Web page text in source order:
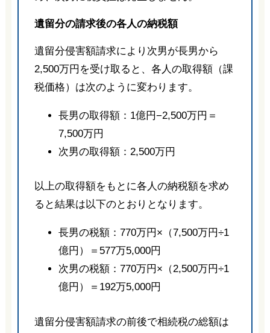
遺留分の請求後の各人の納税額
遺留分侵害額請求により次男が長男から
2,500万円を受け取ると、各人の取得額（課
税価格）は次のように変わります。
長男の取得額：1億円−2,500万円＝
7,500万円
次男の取得額：2,500万円
以上の取得額をもとに各人の納税額を求め
ると結果は以下のとおりとなります。
長男の税額：770万円×（7,500万円÷1
億円）＝577万5,000円
次男の税額：770万円×（2,500万円÷1
億円）＝192万5,000円
遺留分侵害額請求の前後で相続税の総額は